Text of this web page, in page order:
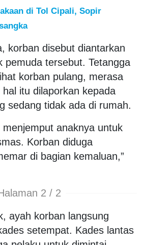
di Tol Cipali, Sopir
korban disebut diantarkan
pemuda tersebut. Tetangga
korban pulang, merasa
itu dilaporkan kepada
sedang tidak ada di rumah.
menjemput anaknya untuk
Korban diduga
di bagian kemaluan,”
2 / 2
ayah korban langsung
setempat. Kades lantas